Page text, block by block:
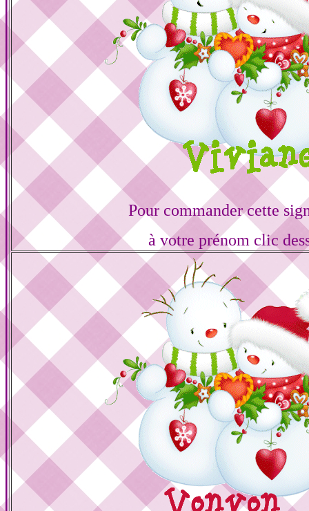
Pour commander cette
à votre prénom clic